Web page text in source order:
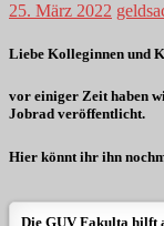
25. März 2022
Liebe Kolleginnen und
vor einiger Zeit haben
Jobrad veröffentlicht.
Hier könnt ihr ihn
Die GUV Fakulta hilft